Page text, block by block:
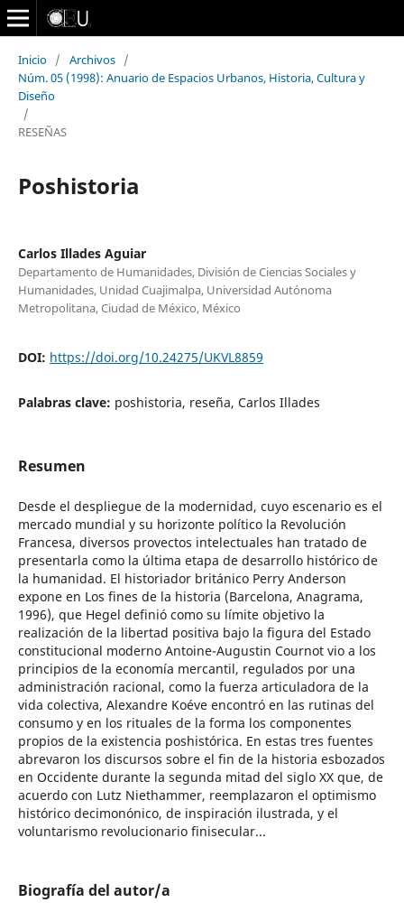
Inicio / Archivos /
Núm. 05 (1998): Anuario de Espacios Urbanos, Historia, Cultura y
Diseño
/
RESEÑAS
Poshistoria
Carlos Illades Aguiar
Departamento de Humanidades, División de Ciencias Sociales y
Humanidades, Unidad Cuajimalpa, Universidad Autónoma
Metropolitana, Ciudad de México, México
DOI: https://doi.org/10.24275/UKVL8859
Palabras clave: poshistoria, reseña, Carlos Illades
Resumen
Desde el despliegue de la modernidad, cuyo escenario es el
mercado mundial y su horizonte político la Revolución
Francesa, diversos provectos intelectuales han tratado de
presentarla como la última etapa de desarrollo histórico de
la humanidad. El historiador británico Perry Anderson
expone en Los fines de la historia (Barcelona, Anagrama,
1996), que Hegel definió como su límite objetivo la
realización de la libertad positiva bajo la figura del Estado
constitucional moderno Antoine-Augustin Cournot vio a los
principios de la economía mercantil, regulados por una
administración racional, como la fuerza articuladora de la
vida colectiva, Alexandre Koéve encontró en las rutinas del
consumo y en los rituales de la forma los componentes
propios de la existencia poshistórica. En estas tres fuentes
abrevaron los discursos sobre el fin de la historia esbozados
en Occidente durante la segunda mitad del siglo XX que, de
acuerdo con Lutz Niethammer, reemplazaron el optimismo
histórico decimonónico, de inspiración ilustrada, y el
voluntarismo revolucionario finisecular...
Biografía del autor/a